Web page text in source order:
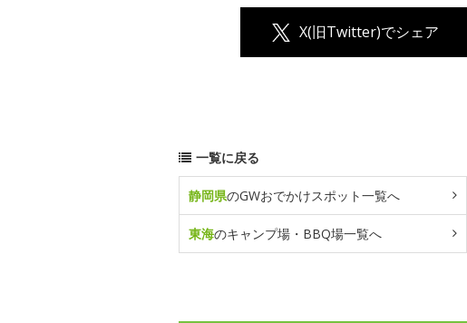
X(旧Twitter)でシェア
一覧に戻る
静岡県のGWおでかけスポット一覧へ
東海のキャンプ場・BBQ場一覧へ